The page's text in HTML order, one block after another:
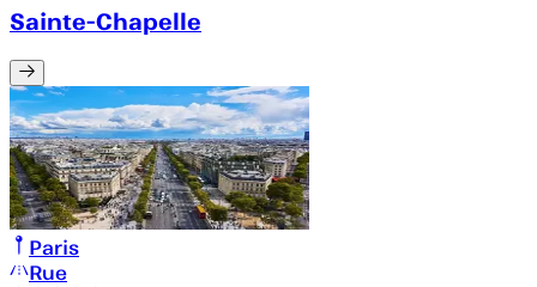
Sainte-Chapelle
Paris
Rue